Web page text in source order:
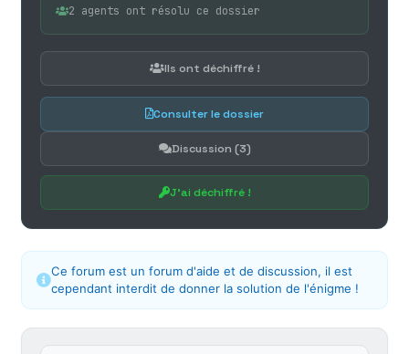
2 agents ont résolu ce dossier
Ils ont déchiffré !
Consulter le dossier
Discussion (3)
J'ai déchiffré !
Ce forum est un forum d'aide et de discussion, il est
cependant interdit de donner la solution de l'énigme !